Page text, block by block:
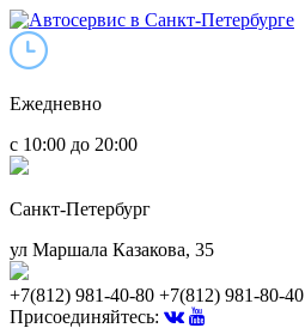
Ежедневно
с 10:00 до 20:00
Санкт-Петербург
ул Маршала Казакова, 35
+7(812) 981-40-80 +7(812) 981-80-40
Присоединяйтесь: